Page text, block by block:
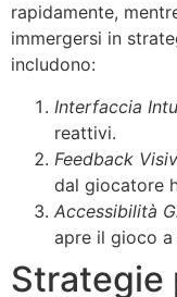
rapidamente,
immergersi in
includono:
Interfaccia
reattivi.
Feedback
dal giocatore
Accessibilità
apre il gioco
Strategie